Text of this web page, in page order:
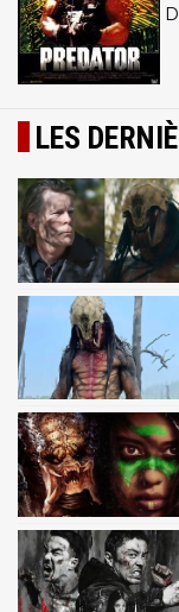
LES